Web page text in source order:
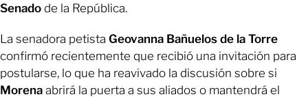
Senado de la República.
La senadora petista Geovanna Bañuelos de la Torre
confirmó recientemente que recibió una invitación para
postularse, lo que ha reavivado la discusión sobre si
Morena abrirá la puerta a sus aliados o mantendrá el